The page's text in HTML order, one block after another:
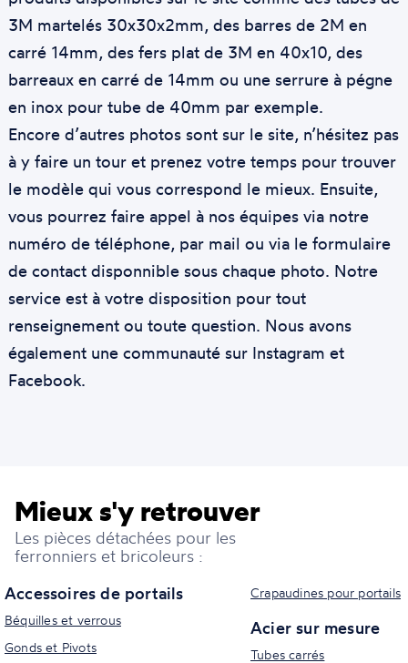
3M martelés 30x30x2mm, des barres de 2M en
carré 14mm, des fers plat de 3M en 40x10, des
barreaux en carré de 14mm ou une serrure à pégne
en inox pour tube de 40mm par exemple.
Encore d’autres photos sont sur le site, n’hésitez pas
à y faire un tour et prenez votre temps pour trouver
le modèle qui vous correspond le mieux. Ensuite,
vous pourrez faire appel à nos équipes via notre
numéro de téléphone, par mail ou via le formulaire
de contact disponnible sous chaque photo. Notre
service est à votre disposition pour tout
renseignement ou toute question. Nous avons
également une communauté sur Instagram et
Facebook.
Mieux s'y retrouver
Les pièces détachées pour les
ferronniers et bricoleurs :
Accessoires de portails
Béquilles et verrous
Gonds et Pivots
Crapaudines pour portails
Acier sur mesure
Tubes carrés